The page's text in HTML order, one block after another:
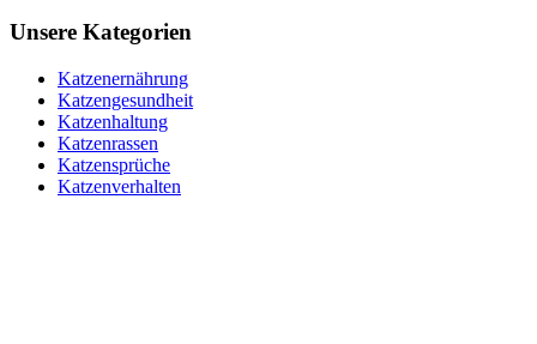
Unsere Kategorien
Katzenernährung
Katzengesundheit
Katzenhaltung
Katzenrassen
Katzensprüche
Katzenverhalten